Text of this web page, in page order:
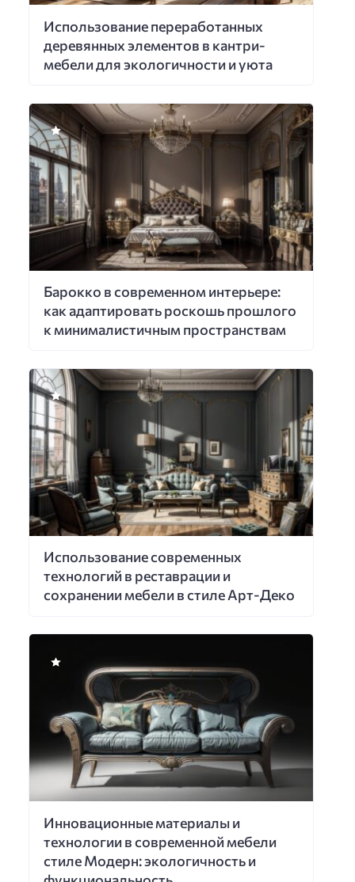
Использование переработанных
деревянных элементов в кантри-
мебели для экологичности и уюта
Барокко в современном интерьере:
как адаптировать роскошь прошлого
к минималистичным пространствам
Использование современных
технологий в реставрации и
сохранении мебели в стиле Арт-Деко
Инновационные материалы и
технологии в современной мебели
стиле Модерн: экологичность и